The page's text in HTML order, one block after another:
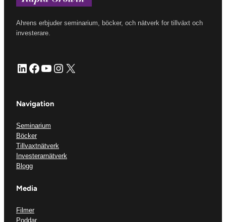
Ahrens erbjuder seminarium, böcker, och nätverk for tillväxt och
investerare.
LinkedIn
Facebook
YouTube
Instagram
X
Navigation
Seminarium
Böcker
Tillvaxtnätverk
Investerarnätverk
Blogg
Media
Filmer
Poddar